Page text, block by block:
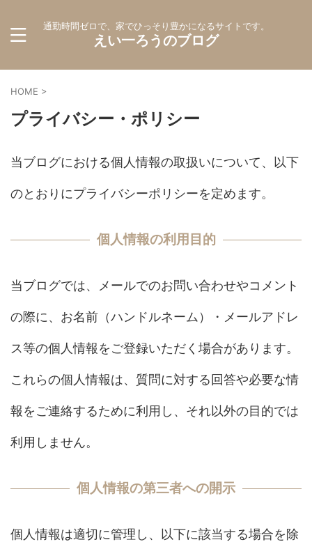
通勤時間ゼロで、家でひっそり豊かになるサイトです。
えい一ろうのブログ
HOME >
プライバシー・ポリシー
当ブログにおける個人情報の取扱いについて、以下
のとおりにプライバシーポリシーを定めます。
個人情報の利用目的
当ブログでは、メールでのお問い合わせやコメント
の際に、お名前（ハンドルネーム）・メールアドレ
ス等の個人情報をご登録いただく場合があります。
これらの個人情報は、質問に対する回答や必要な情
報をご連絡するために利用し、それ以外の目的では
利用しません。
個人情報の第三者への開示
個人情報は適切に管理し、以下に該当する場合を除